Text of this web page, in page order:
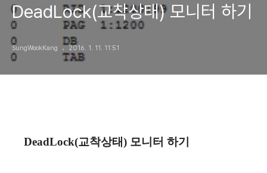
DeadLock(교착상태) 모니터 하기
SungWookKang 2016. 1. 11. 11:51
DeadLock(교착상태) 모니터 하기